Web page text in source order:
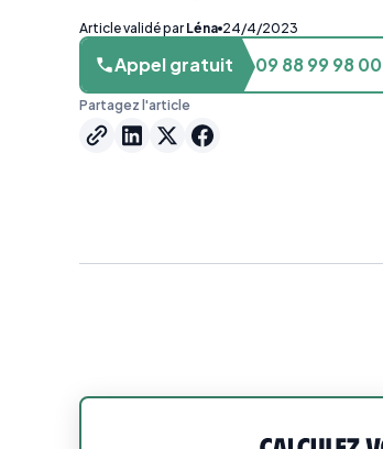
Article validé par Léna 24/4/2023
Appel gratuit 09 88 99 98 00
Partagez l'article